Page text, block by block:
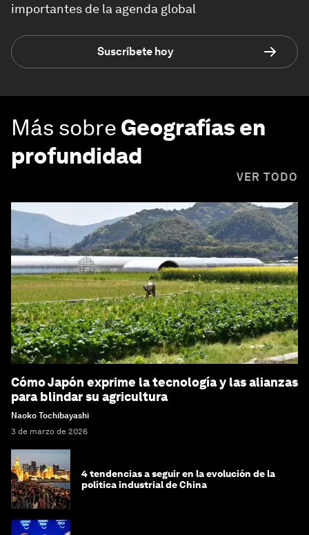
importantes de la agenda global
Suscríbete hoy
Más sobre Geografías en
profundidad
VER TODO
Cómo Japón exprime la tecnología y las alianzas
para blindar su agricultura
Naoko Tochibayashi
3 de marzo de 2026
4 tendencias a seguir en la evolución de la
política industrial de China